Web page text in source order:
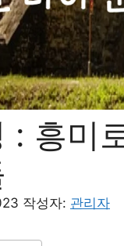
: 흥미
작성자: 관리자